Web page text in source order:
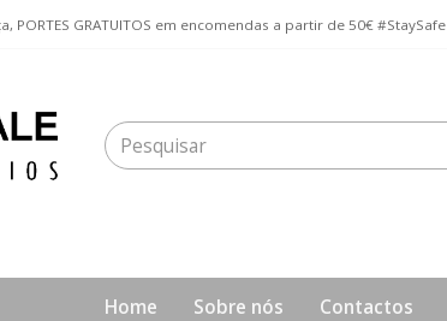
PORTES GRATUITOS em encomendas a partir de 50€ #StaySafe
Home Sobre nós Contactos